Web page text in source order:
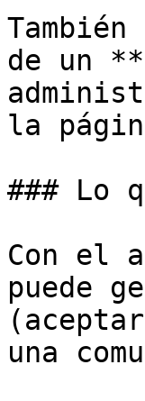
de un
la
### Lo
Con el
puede